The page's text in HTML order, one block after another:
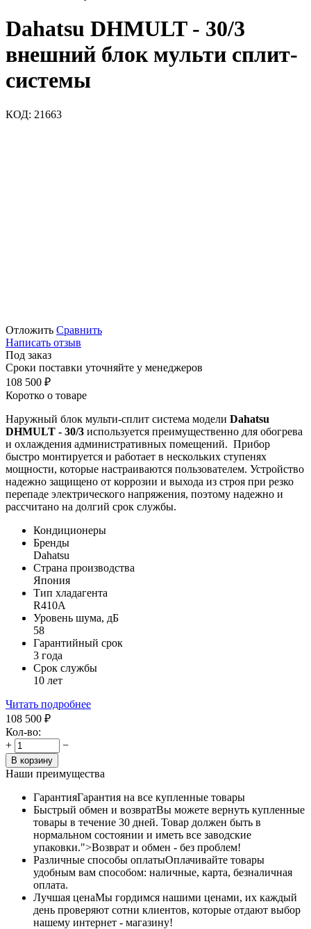
Dahatsu DHMULT - 30/3
внешний блок мульти сплит-
системы
КОД: 21663
Отложить Сравнить
Написать отзыв
Под заказ
Сроки поставки уточняйте у менеджеров
108 500 ₽
Коротко о товаре
Наружный блок мульти-сплит система модели Dahatsu
DHMULT - 30/3 используется преимущественно для обогрева
и охлаждения административных помещений. Прибор
быстро монтируется и работает в нескольких ступенях
мощности, которые настраиваются пользователем. Устройство
надежно защищено от коррозии и выхода из строя при резко
перепаде электрического напряжения, поэтому надежно и
рассчитано на долгий срок службы.
Кондиционеры
Бренды
Dahatsu
Страна производства
Япония
Тип хладагента
R410A
Уровень шума, дБ
58
Гарантийный срок
3 года
Срок службы
10 лет
Читать подробнее
108 500 ₽
Кол-во:
+
−
В корзину
Наши преимущества
ГарантияГарантия на все купленные товары
Быстрый обмен и возвратВы можете вернуть купленные
товары в течение 30 дней. Товар должен быть в
нормальном состоянии и иметь все заводские
упаковки.">Возврат и обмен - без проблем!
Различные способы оплатыОплачивайте товары
удобным вам способом: наличные, карта, безналичная
оплата.
Лучшая ценаМы гордимся нашими ценами, их каждый
день проверяют сотни клиентов, которые отдают выбор
нашему интернет - магазину!